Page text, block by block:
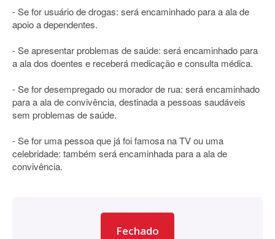
- Se for usuário de drogas: será encaminhado para a ala de
apoio a dependentes.
- Se apresentar problemas de saúde: será encaminhado para
a ala dos doentes e receberá medicação e consulta médica.
- Se for desempregado ou morador de rua: será encaminhado
para a ala de convivência, destinada a pessoas saudáveis
sem problemas de saúde.
- Se for uma pessoa que já foi famosa na TV ou uma
celebridade: também será encaminhada para a ala de
convivência.
Fechado